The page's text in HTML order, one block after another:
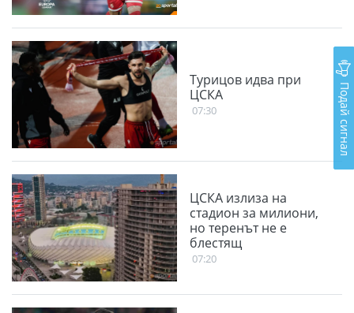
Турицов идва при
ЦСКА
07:30
ЦСКА излиза на
стадион за милиони,
но теренът не е
блестящ
07:20
Подай сигнал